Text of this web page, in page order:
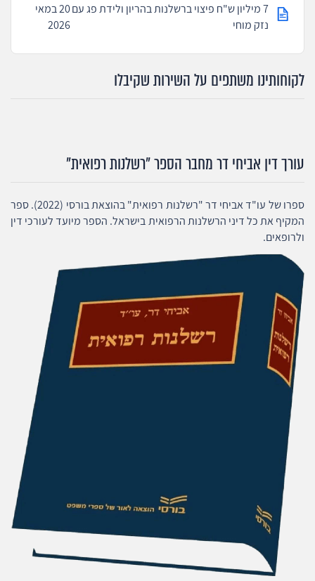
7 מיליון ש"ח פיצוי ברשלנות בהריון ולידת פג עם
נזק מוחי
20 במאי
2026
לקוחותינו משתפים על השירות שקיבלו
עורך דין אביחי דר מחבר הספר "רשלנות רפואית"
ספרו של עו"ד אביחי דר "רשלנות רפואית" בהוצאת בורסי (2022). ספר
המקיף את כל דיני הרשלנות הרפואית בישראל. הספר מיועד לעורכי דין
ולרופאים.